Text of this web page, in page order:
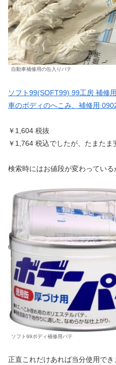
自動車補修用の缶入りパテ
ソフト99(SOFT99) 99工房 補修
車のボディのへこみ、補修用
￥1,604 税抜
￥1,764 税込でしたが、たまたま
検索時にはお値段が変わっている
ソフト99ボディ補修用パテ
正直これだけあれば当分使用で